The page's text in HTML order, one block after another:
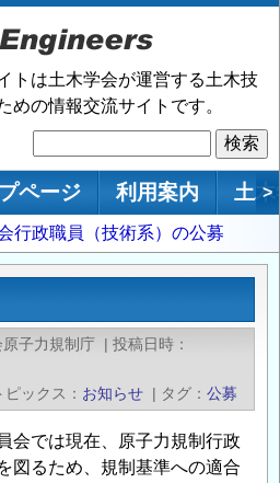
トは土木学会が運営する土木技
めの情報交流サイトです。
索
ページ 利用案内 土 >
行政職員（技術系）の公募
子力規制庁 | 投稿日時
ピックス お知らせ | タグ 公募
会では現在、原子力規制行政
図るため、規制基準への適合